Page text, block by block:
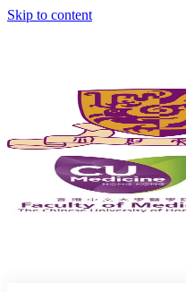
Skip to content